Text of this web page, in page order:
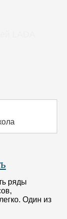
ряды
Один из